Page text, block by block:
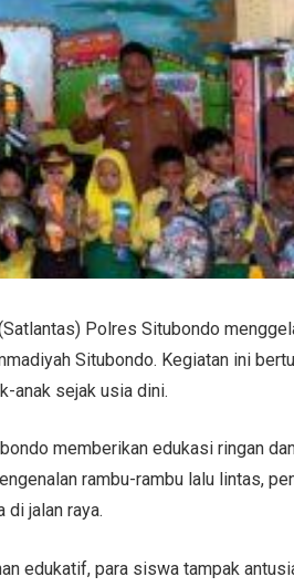
Polres Situbondo
Situbondo. Kegiatan ini
anak sejak usia dini.
memberikan edukasi ringan
rambu-rambu lalu lintas,
di jalan raya.
edukatif, para siswa tampak